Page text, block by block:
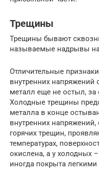
Трещины
Трещины бывают
называемые надрывы
Отличительные
внутренних напряжений
металл еще не остыл,
Холодные трещины
металла в конце
внутренних
горячих трещин,
температурах,
окислена, а у холодных
иногда покрыта